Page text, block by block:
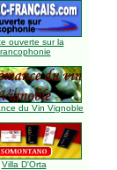
ouverte sur la
du Vin Vignoble
Villa D'Orta